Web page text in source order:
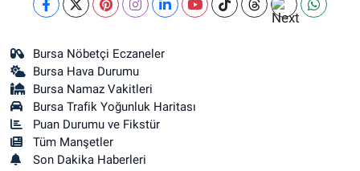
Bursa Nöbetçi Eczaneler
Bursa Hava Durumu
Bursa Namaz Vakitleri
Bursa Trafik Yoğunluk Haritası
Puan Durumu ve Fikstür
Tüm Manşetler
Son Dakika Haberleri